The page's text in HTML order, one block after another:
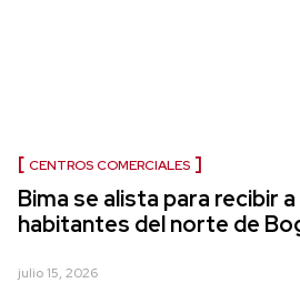
CENTROS COMERCIALES
Bima se alista para recibir
habitantes del norte de
julio 15, 2026